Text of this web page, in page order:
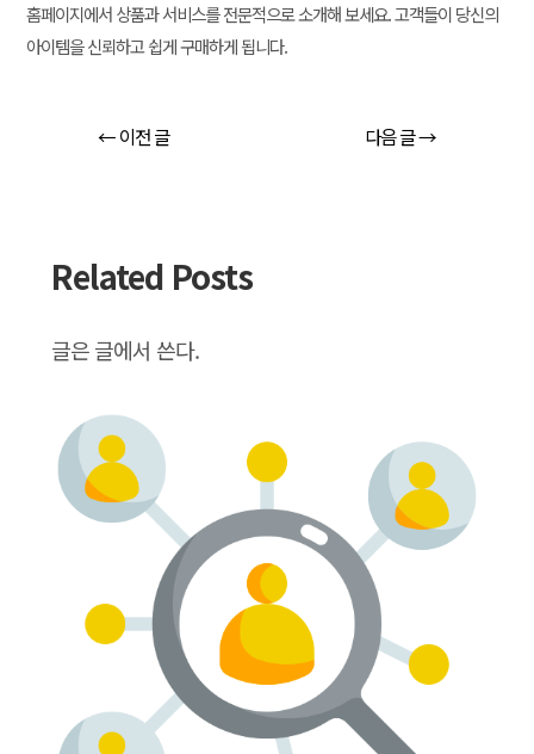
홈페이지에서 상품과 서비스를 전문적으로 소개해 보세요. 고객들이 당신의
아이템을 신뢰하고 쉽게 구매하게 됩니다.
←이전 글 다음 글→
Related Posts
글은 글에서 쓴다.